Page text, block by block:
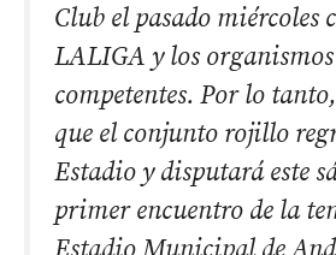
Club el pasado miércoles
LALIGA y los
competentes. Por lo
que el conjunto rojillo
Estadio y disputará este
primer encuentro de la